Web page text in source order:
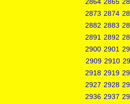
2873 2874
2882 2883
2891 2892
2900 2901
2909 2910
2918 2919
2927 2928
2936 2937